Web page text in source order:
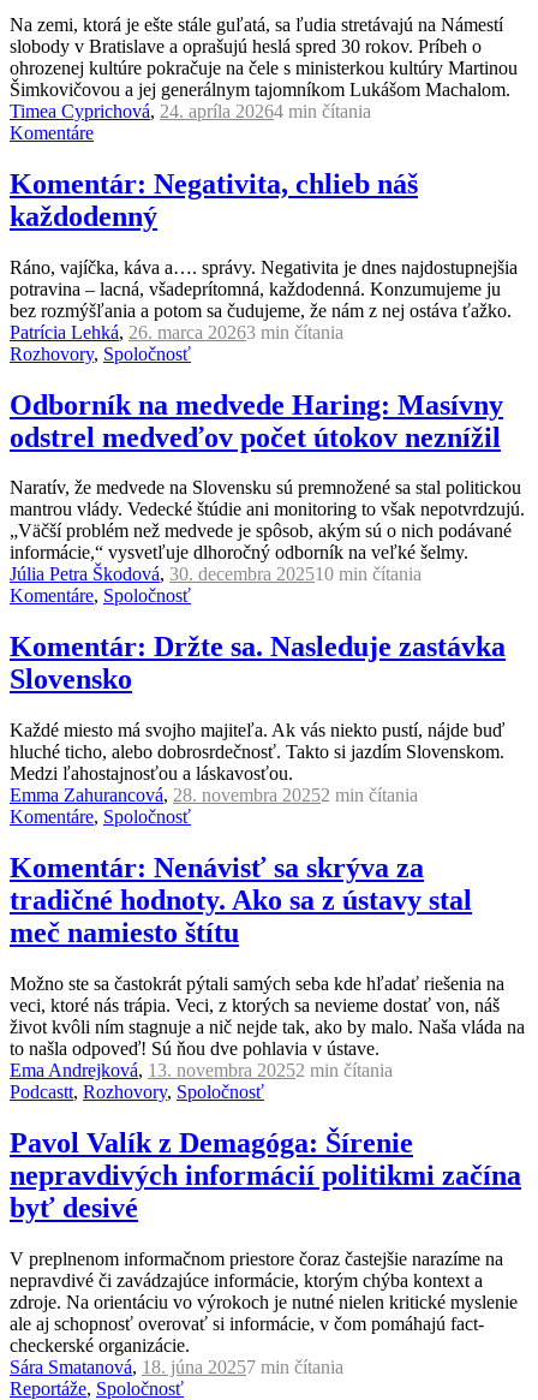
Na zemi, ktorá je ešte stále guľatá, sa ľudia stretávajú na Námestí
slobody v Bratislave a oprašujú heslá spred 30 rokov. Príbeh o
ohrozenej kultúre pokračuje na čele s ministerkou kultúry Martinou
Šimkovičovou a jej generálnym tajomníkom Lukášom Machalom.
Timea Cyprichová, 24. apríla 20264 min čítania
Komentáre
Komentár: Negativita, chlieb náš
každodenný
Ráno, vajíčka, káva a…. správy. Negativita je dnes najdostupnejšia
potravina – lacná, všadeprítomná, každodenná. Konzumujeme ju
bez rozmýšľania a potom sa čudujeme, že nám z nej ostáva ťažko.
Patrícia Lehká, 26. marca 20263 min čítania
Rozhovory, Spoločnosť
Odborník na medvede Haring: Masívny
odstrel medveďov počet útokov neznížil
Naratív, že medvede na Slovensku sú premnožené sa stal politickou
mantrou vlády. Vedecké štúdie ani monitoring to však nepotvrdzujú.
„Väčší problém než medvede je spôsob, akým sú o nich podávané
informácie,“ vysvetľuje dlhoročný odborník na veľké šelmy.
Júlia Petra Škodová, 30. decembra 202510 min čítania
Komentáre, Spoločnosť
Komentár: Držte sa. Nasleduje zastávka
Slovensko
Každé miesto má svojho majiteľa. Ak vás niekto pustí, nájde buď
hluché ticho, alebo dobrosrdečnosť. Takto si jazdím Slovenskom.
Medzi ľahostajnosťou a láskavosťou.
Emma Zahurancová, 28. novembra 20252 min čítania
Komentáre, Spoločnosť
Komentár: Nenávisť sa skrýva za
tradičné hodnoty. Ako sa z ústavy stal
meč namiesto štítu
Možno ste sa častokrát pýtali samých seba kde hľadať riešenia na
veci, ktoré nás trápia. Veci, z ktorých sa nevieme dostať von, náš
život kvôli ním stagnuje a nič nejde tak, ako by malo. Naša vláda na
to našla odpoveď! Sú ňou dve pohlavia v ústave.
Ema Andrejková, 13. novembra 20252 min čítania
Podcastt, Rozhovory, Spoločnosť
Pavol Valík z Demagóga: Šírenie
nepravdivých informácií politikmi začína
byť desivé
V preplnenom informačnom priestore čoraz častejšie narazíme na
nepravdivé či zavádzajúce informácie, ktorým chýba kontext a
zdroje. Na orientáciu vo výrokoch je nutné nielen kritické myslenie
ale aj schopnosť overovať si informácie, v čom pomáhajú fact-
checkerské organizácie.
Sára Smatanová, 18. júna 20257 min čítania
Reportáže, Spoločnosť